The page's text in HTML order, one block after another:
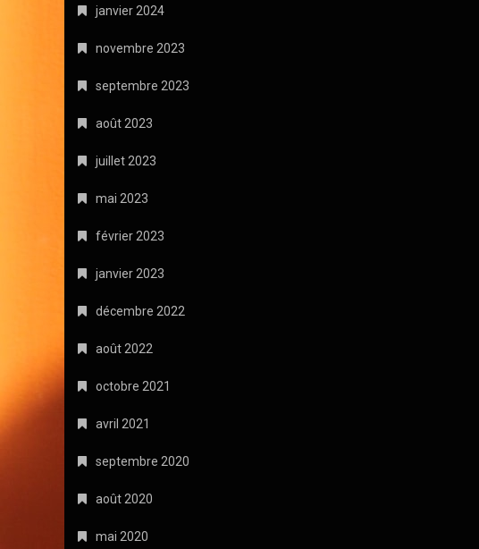
janvier 2024
novembre 2023
septembre 2023
août 2023
juillet 2023
mai 2023
février 2023
janvier 2023
décembre 2022
août 2022
octobre 2021
avril 2021
septembre 2020
août 2020
mai 2020